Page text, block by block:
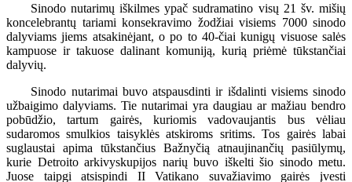
Sinodo nutarimų iškilmes ypač sudramatino visų 21 šv. mišių
koncelebrantų tariami konsekravimo žodžiai visiems 7000 sinodo
dalyviams jiems atsakinėjant, o po to 40-čiai kunigų visuose salės
kampuose ir takuose dalinant komuniją, kurią priėmė tūkstančiai
dalyvių.
Sinodo nutarimai buvo atspausdinti ir išdalinti visiems sinodo
užbaigimo dalyviams. Tie nutarimai yra daugiau ar mažiau bendro
pobūdžio, tartum gairės, kuriomis vadovaujantis bus vėliau
sudaromos smulkios taisyklės atskiroms sritims. Tos gairės labai
suglaustai apima tūkstančius Bažnyčią atnaujinančių pasiūlymų,
kurie Detroito arkivyskupijos narių buvo iškelti šio sinodo metu.
Juose taipgi atsispindi II Vatikano suvažiavimo gairės įvesti